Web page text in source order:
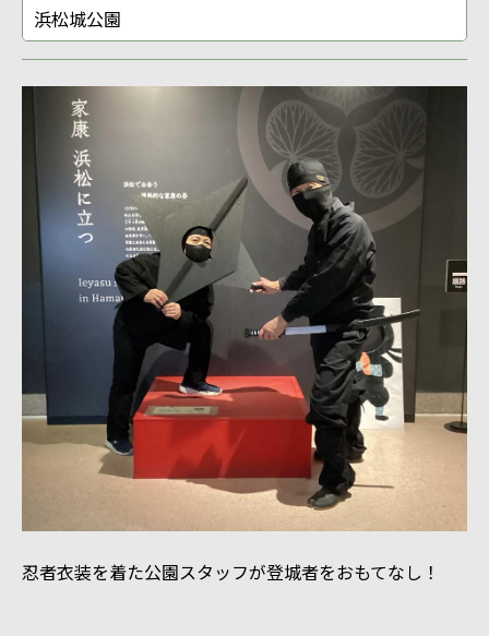
浜松城公園
忍者衣装を着た公園スタッフが登城者をおもてなし！